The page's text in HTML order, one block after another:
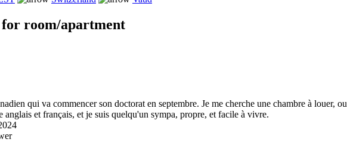
room/apartment
qui va commencer son doctorat en septembre. Je me cherche une chambre à louer, ou
anglais et français, et je suis quelqu'un sympa, propre, et facile à vivre.